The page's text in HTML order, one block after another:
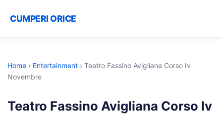
CUMPERI ORICE
Home › Entertainment › Teatro Fassino Avigliana Corso Iv
Novembre
Teatro Fassino Avigliana Corso Iv